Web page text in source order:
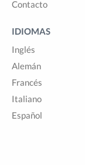
Contacto
IDIOMAS
Inglés
Alemán
Francés
Italiano
Español